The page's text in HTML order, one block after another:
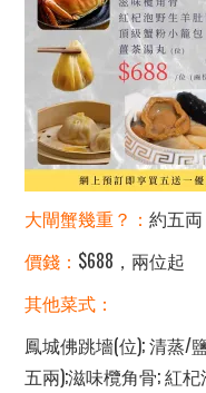
大閘蟹幾重？：約五両
價錢： $688，兩位起
其他菜式：
鳳城佛跳墻(位); 清蒸/
五兩);滋味欖角骨; 紅